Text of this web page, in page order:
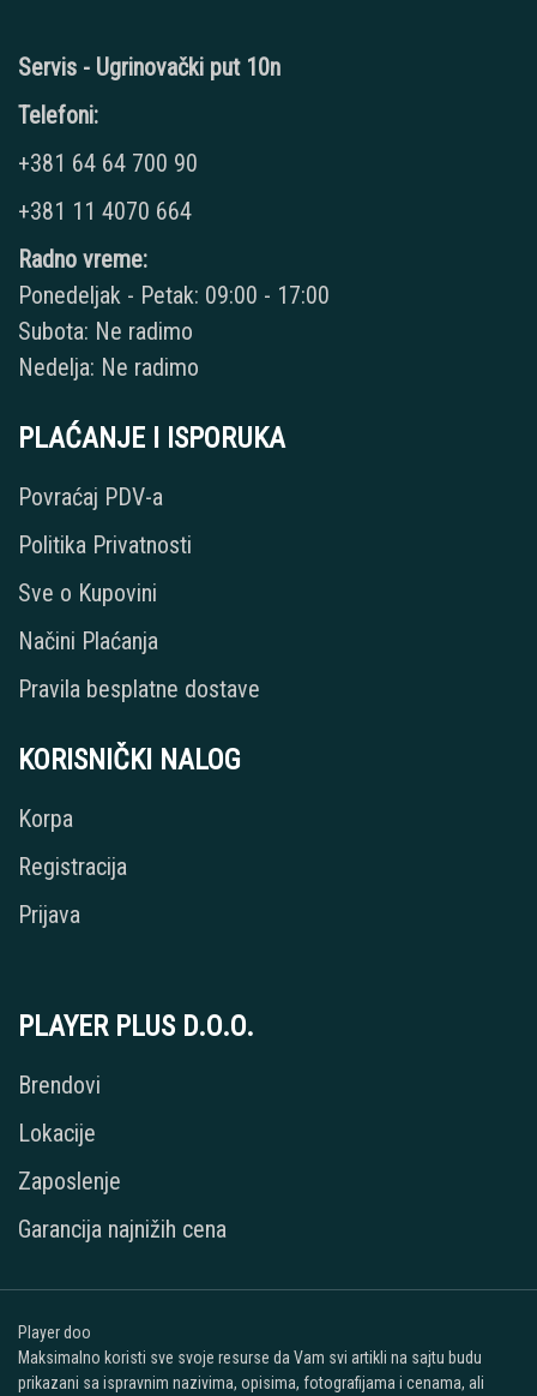
Servis - Ugrinovački put 10n
Telefoni:
+381 64 64 700 90
+381 11 4070 664
Radno vreme:
Ponedeljak - Petak: 09:00 - 17:00
Subota: Ne radimo
Nedelja: Ne radimo
PLAĆANJE I ISPORUKA
Povraćaj PDV-a
Politika Privatnosti
Sve o Kupovini
Načini Plaćanja
Pravila besplatne dostave
KORISNIČKI NALOG
Korpa
Registracija
Prijava
PLAYER PLUS D.O.O.
Brendovi
Lokacije
Zaposlenje
Garancija najnižih cena
Player doo
Maksimalno koristi sve svoje resurse da Vam svi artikli na sajtu budu
prikazani sa ispravnim nazivima, opisima, fotografijama i cenama, ali